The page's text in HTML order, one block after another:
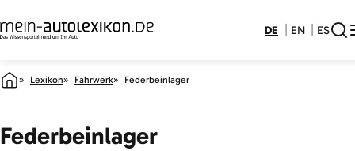
DE EN ES
Lexikon Fahrwerk Federbeinlager
Federbeinlager